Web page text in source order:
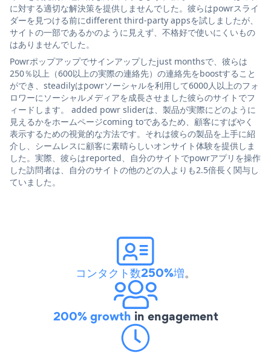
に対する適切な解決策を提供しませんでした。彼らはpowrスライ
ダーを見つける前にdifferent third-party appsを試しましたが、
サイトの一部であるかのように見えず、不格好で使いにくいもの
はありませんでした。
Powrポップアップでサインアップしたjust monthsで、彼らは
250％以上（600以上の実際の連絡先）の連絡先をboostすること
ができ、steadilyはpowrソーシャルを利用して6000人以上のフォ
ロワーにソーシャルメディアを成長させました彼らのサイトでフ
ィードします。 added powr sliderは、製品が実際にどのように
見えるかをホームページcoming toであるため、顧客にすばやく
表示するための視覚的な方法です。それは彼らの製品を上手に紹
介し、シームレスに顧客に素晴らしいオンサイト体験を提供しま
した。実際、彼らはreported、自分のサイトでpowrアプリを操作
した訪問者は、自分のサイトの他のどの人よりも2.5倍長く関与し
ていました。
コンタクト数250%増。
200% growth in engagement